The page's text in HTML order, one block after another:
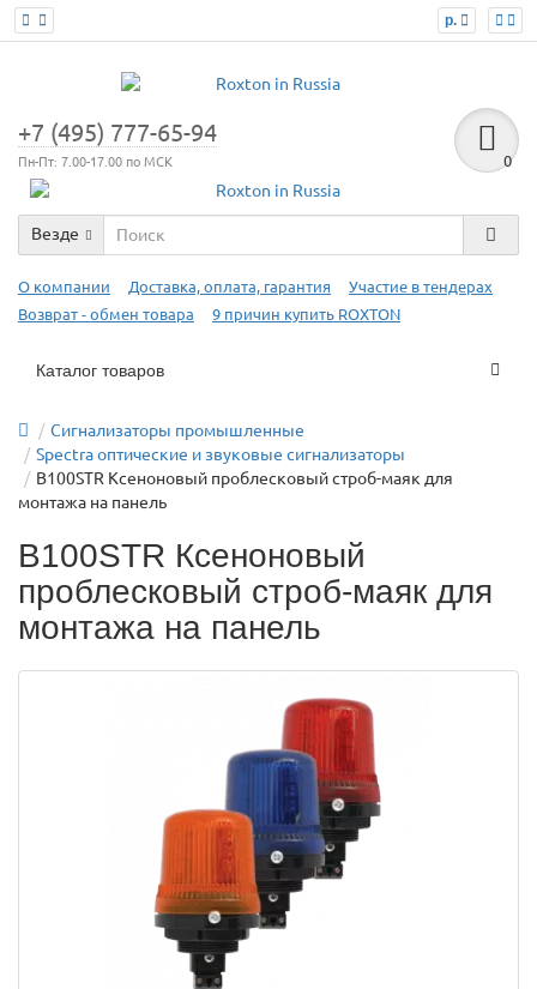
р.
+7 (495) 777-65-94
Пн-Пт: 7.00-17.00 по МСК 0
Везде
О компании Доставка, оплата, гарантия
Участие в тендерах
Возврат - обмен товара
9 причин купить ROXTON
Каталог товаров
Сигнализаторы промышленные
Spectra оптические и звуковые сигнализаторы
B100STR Ксеноновый проблесковый строб-маяк для
монтажа на панель
B100STR Ксеноновый
проблесковый строб-маяк для
монтажа на панель